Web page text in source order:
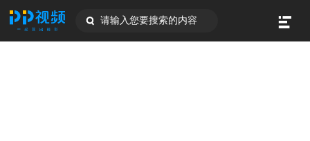
请输入您要搜索的内容